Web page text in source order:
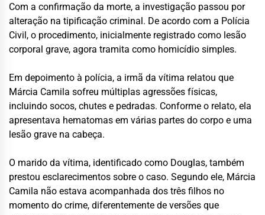
Com a confirmação da morte, a investigação passou por
alteração na tipificação criminal. De acordo com a Polícia
Civil, o procedimento, inicialmente registrado como lesão
corporal grave, agora tramita como homicídio simples.
Em depoimento à polícia, a irmã da vítima relatou que
Márcia Camila sofreu múltiplas agressões físicas,
incluindo socos, chutes e pedradas. Conforme o relato, ela
apresentava hematomas em várias partes do corpo e uma
lesão grave na cabeça.
O marido da vítima, identificado como Douglas, também
prestou esclarecimentos sobre o caso. Segundo ele, Márcia
Camila não estava acompanhada dos três filhos no
momento do crime, diferentemente de versões que